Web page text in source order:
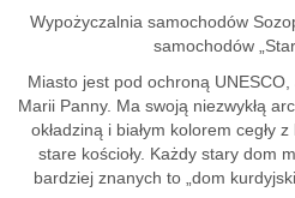
Wypożyczalnia samochodów
samochodów
Miasto jest pod ochroną
Marii Panny. Ma swoją niezwykłą
okładziną i białym kolorem cegły
stare kościoły. Każdy stary dom
bardziej znanych to „dom